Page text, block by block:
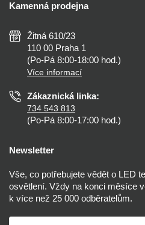
Montáž
Nejčastější dotazy
Než koupíte
Osvětlení dle místnosti
Reklamace a vrácení
Zásady ochrany soukromí
Nastavení cookies
Prohlášení o přístupnosti
Kamenná prodejna
Žitná 610/23
110 00 Praha 1
(Po-Pá 8:00-18:00 hod.)
Více informací
Zákaznická linka:
734 543 813
(Po-Pá 8:00-17:00 hod.)
Newsletter
Vše, co potřebujete vědět o LED
osvětlení. Vždy na konci měsíce
k více než 25 000 odběratelům.